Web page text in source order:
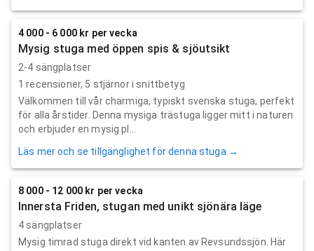
4 000 - 6 000 kr per vecka
Mysig stuga med öppen spis & sjöutsikt
2-4 sängplatser
1 recensioner, 5 stjärnor i snittbetyg
Välkommen till vår charmiga, typiskt svenska stuga, perfekt
för alla årstider. Denna mysiga trästuga ligger mitt i naturen
och erbjuder en mysig pl...
Läs mer och se tillgänglighet för denna stuga →
8 000 - 12 000 kr per vecka
Innersta Friden, stugan med unikt sjönära läge
4 sängplatser
Mysig timrad stuga direkt vid kanten av Revsundssjön. Här